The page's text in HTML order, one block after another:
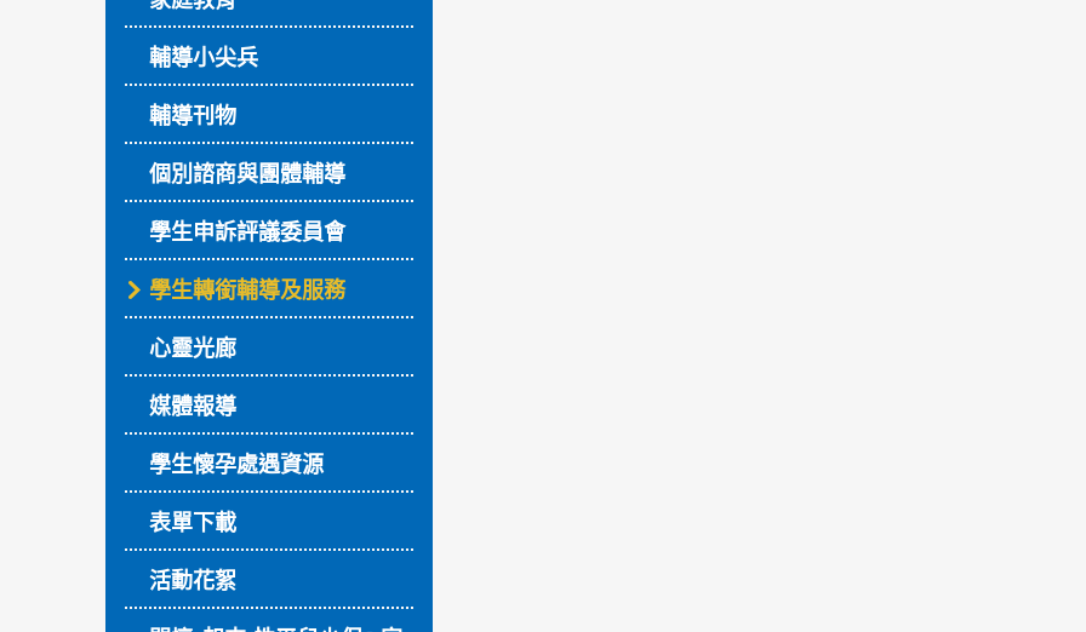
輔導小尖兵
輔導刊物
個別諮商與團體輔導
學生申訴評議委員會
學生轉銜輔導及服務
心靈光廊
媒體報導
學生懷孕處遇資源
表單下載
活動花絮